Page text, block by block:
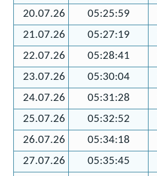
20.07.26
05:25:59
21.07.26
05:27:19
22.07.26
05:28:41
23.07.26
05:30:04
24.07.26
05:31:28
25.07.26
05:32:52
26.07.26
05:34:18
27.07.26
05:35:45